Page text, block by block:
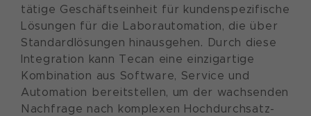
tätige Geschäftseinheit für kundenspezifische
Lösungen für die Laborautomation, die über
Standardlösungen hinausgehen. Durch diese
Integration kann Tecan eine einzigartige
Kombination aus Software, Service und
Automation bereitstellen, um der wachsenden
Nachfrage nach komplexen Hochdurchsatz-